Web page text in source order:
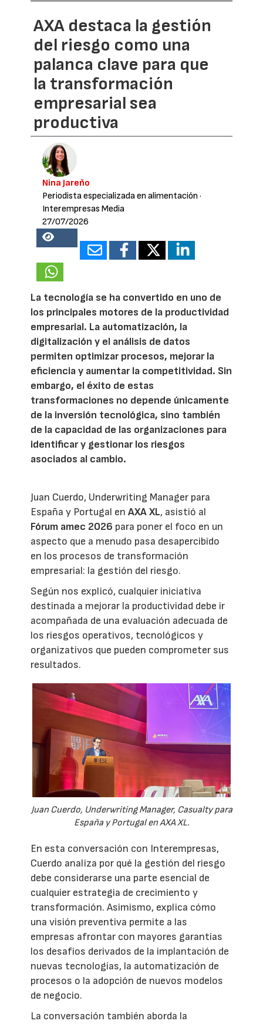
AXA destaca la gestión
del riesgo como una
palanca clave para que
la transformación
empresarial sea
productiva
Nina Jareño
Periodista especializada en alimentación ·
Interempresas Media
27/07/2026
16698
La tecnología se ha convertido en uno de
los principales motores de la productividad
empresarial. La automatización, la
digitalización y el análisis de datos
permiten optimizar procesos, mejorar la
eficiencia y aumentar la competitividad. Sin
embargo, el éxito de estas
transformaciones no depende únicamente
de la inversión tecnológica, sino también
de la capacidad de las organizaciones para
identificar y gestionar los riesgos
asociados al cambio.
Juan Cuerdo, Underwriting Manager para
España y Portugal enAXA XL, asistió al
Fórum amec 2026 para poner el foco en un
aspecto que a menudo pasa desapercibido
en los procesos de transformación
empresarial: la gestión del riesgo.
Según nos explicó, cualquier iniciativa
destinada a mejorar la productividad debe ir
acompañada de una evaluación adecuada de
los riesgos operativos, tecnológicos y
organizativos que pueden comprometer sus
resultados.
Juan Cuerdo, Underwriting Manager, Casualty para
España y Portugal en AXA XL.
En esta conversación con Interempresas,
Cuerdo analiza por qué la gestión del riesgo
debe considerarse una parte esencial de
cualquier estrategia de crecimiento y
transformación. Asimismo, explica cómo
una visión preventiva permite a las
empresas afrontar con mayores garantías
los desafíos derivados de la implantación de
nuevas tecnologías, la automatización de
procesos o la adopción de nuevos modelos
de negocio.
La conversación también aborda la